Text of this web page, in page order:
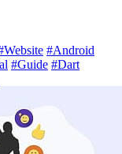
#Android
#Guide #Dart